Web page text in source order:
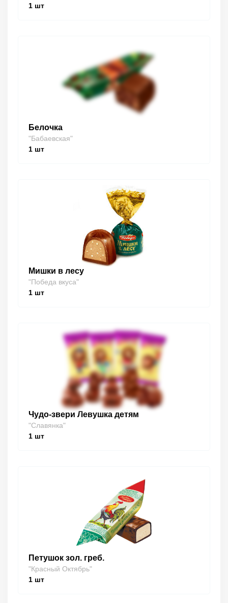
1 шт
Белочка
"Бабаевская"
1 шт
Мишки в лесу
"Победа вкуса"
1 шт
Чудо-звери Левушка детям
"Славянка"
1 шт
Петушок зол. греб.
"Красный Октябрь"
1 шт